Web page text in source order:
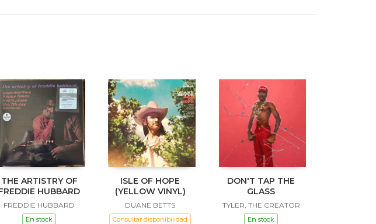
THE ARTISTRY OF
HUBBARD
FREDDIE HUBBARD
En stock
ISLE OF HOPE
(YELLOW VINYL)
DUANE BETTS
Consultar disponibilidad
DON'T TAP THE
GLASS
TYLER, THE CREATOR
En stock